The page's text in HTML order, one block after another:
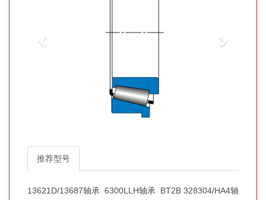
推荐型号
13621D/13687轴承 6300LLH轴承 BT2B 328304/HA4轴